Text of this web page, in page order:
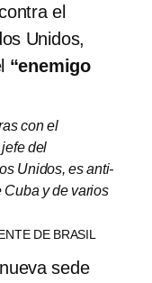
el
Unidos,
“enemigo
con el
del
Unidos, es anti-
Cuba y de varios
DE BRASIL
sede